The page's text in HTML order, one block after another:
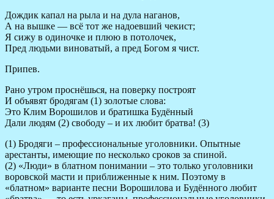
Дождик капал на рыла и на дула наганов,
А на вышке — всё тот же надоевший чекист;
Я сижу в одиночке и плюю в потолочек,
Пред людьми виноватый, а пред Богом я чист.
Припев.
Рано утром проснёшься, на поверку построят
И объявят бродягам (1) золотые слова:
Это Клим Ворошилов и братишка Будённый
Дали людям (2) свободу – и их любит братва! (3)
(1) Бродяги – профессиональные уголовники. Опытные
арестанты, имеющие по несколько сроков за спиной.
(2) «Люди» в блатном понимании – это только уголовники
воровской масти и приближенные к ним. Поэтому в
«блатном» варианте песни Ворошилова и Будённого любит